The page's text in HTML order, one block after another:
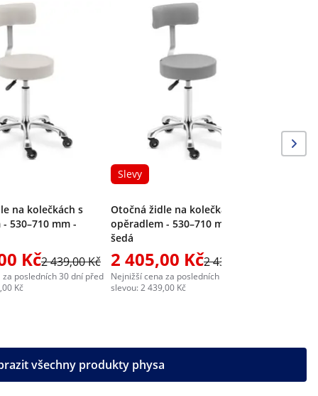
na kolečkách s
530–710 mm -
Kč2 439,00 Kč
za posledních 30 dní před
Kč
Slevy
Otočná židle na kolečkách s
opěradlem - 530–710 mm - tmavě
šedá
2 405,00 Kč2 439,00 Kč
Nejnižší cena za posledních 30 dní před
slevou: 2 439,00 Kč
všechny produkty physa